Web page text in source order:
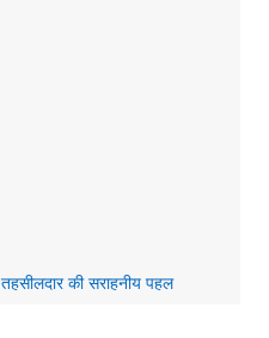
तहसीलदार की सराहनीय पहल